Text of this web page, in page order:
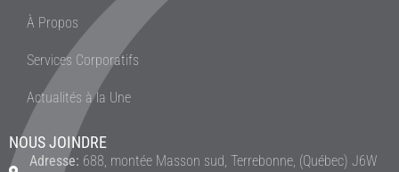
À Propos
Services Corporatifs
Actualités à la Une
NOUS JOINDRE
Adresse: 688, montée Masson sud, Terrebonne, (Québec) J6W